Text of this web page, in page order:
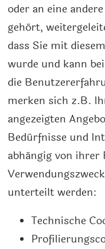
oder an eine
gehört,
dass Sie mit
wurde und kann
die
merken sich z.B.
angezeigten
Bedürfnisse und
abhängig von
unterteilt werden:
Technische